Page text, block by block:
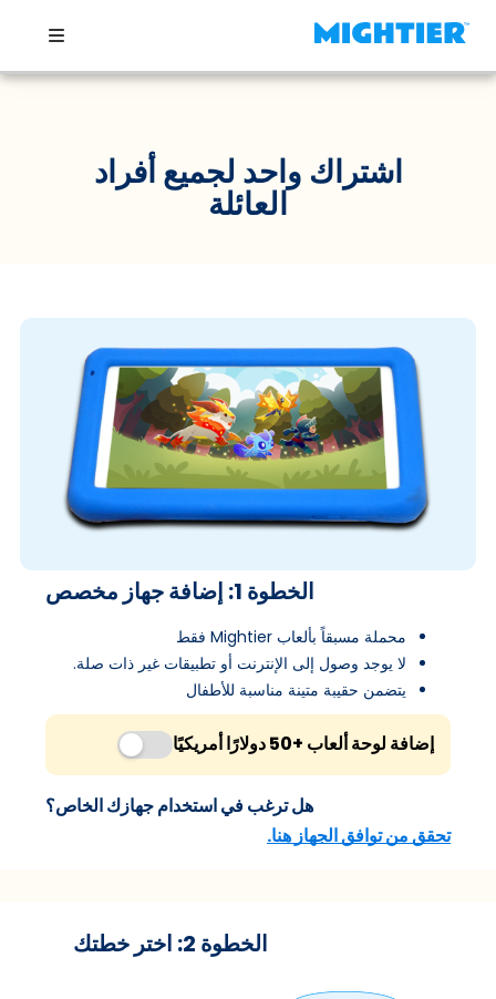
اشتراك واحد لجميع أفراد
العائلة
الخطوة 1: إضافة جهاز مخصص
محملة مسبقاً بألعاب Mightier فقط
لا يوجد وصول إلى الإنترنت أو تطبيقات غير ذات صلة.
يتضمن حقيبة متينة مناسبة للأطفال
إضافة لوحة ألعاب +50 دولارًا أمريكيًا
هل ترغب في استخدام جهازك الخاص؟
تحقق من توافق الجهاز هنا.
الخطوة 2: اختر خطتك